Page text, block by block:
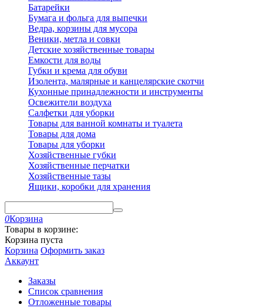
Батарейки
Бумага и фольга для выпечки
Ведра, корзины для мусора
Веники, метла и совки
Детские хозяйственные товары
Емкости для воды
Губки и крема для обуви
Изолента, малярные и канцелярские скотчи
Кухонные принадлежности и инструменты
Освежители воздуха
Салфетки для уборки
Товары для ванной комнаты и туалета
Товары для дома
Товары для уборки
Хозяйственные губки
Хозяйственные перчатки
Хозяйственные тазы
Ящики, коробки для хранения
0Корзина
Товары в корзине:
Корзина пуста
Корзина Оформить заказ
Аккаунт
Заказы
Список сравнения
Отложенные товары